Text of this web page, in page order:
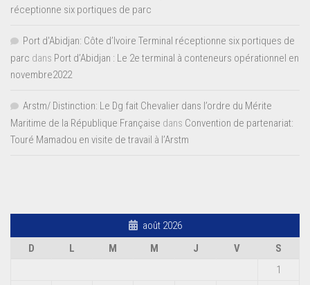
réceptionne six portiques de parc
Port d'Abidjan: Côte d’Ivoire Terminal réceptionne six portiques de
parc dans Port d’Abidjan : Le 2e terminal à conteneurs opérationnel en
novembre2022
Arstm/ Distinction: Le Dg fait Chevalier dans l’ordre du Mérite
Maritime de la République Française dans Convention de partenariat:
Touré Mamadou en visite de travail à l’Arstm
août 2026
D
L M M J V
S
1